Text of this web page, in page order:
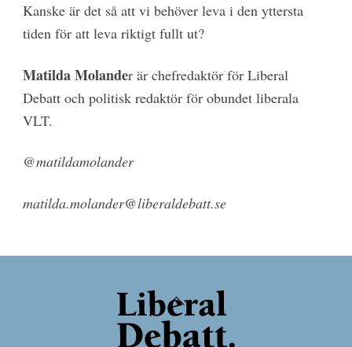
Kanske är det så att vi behöver leva i den yttersta
tiden för att leva riktigt fullt ut?
Matilda Molander är chefredaktör för Liberal
Debatt och politisk redaktör för obundet liberala
VLT.
@matildamolander
matilda.molander@liberaldebatt.se
Back
To
Top